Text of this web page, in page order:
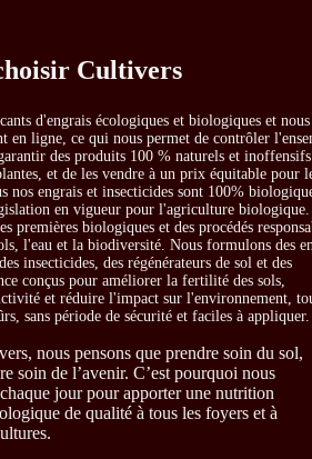
Y SETOS
CRASAS Y
Cultivers
d'engrais écologiques et biologiques et nous
en ligne, ce qui nous permet de contrôler
des produits 100 % naturels et
et de les vendre à un prix équitable pour
nos engrais et insecticides sont 100%
en vigueur pour l'agriculture biologique.
premières biologiques et des procédés
l'eau et la biodiversité. Nous formulons des
insecticides, des régénérateurs de sol et des
conçus pour améliorer la fertilité des sols,
et réduire l'impact sur l'environnement,
sans période de sécurité et faciles à appliquer.
nous pensons que prendre soin du sol,
soin de l’avenir. C’est pourquoi nous
jour pour apporter une nutrition
de qualité à tous les foyers et à